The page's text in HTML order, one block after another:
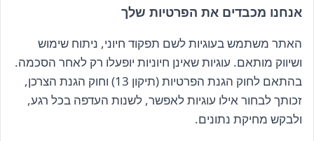
הרשם לניוזלטר שלנו
אנחנו מכבדים את הפרטיות שלך
האתר משתמש בעוגיות לשם תפקוד חיוני, ניתוח שימוש
ושיווק מותאם. עוגיות שאינן חיוניות יופעלו רק לאחר הסכמה.
בהתאם לחוק הגנת הפרטיות (תיקון 13) וחוק הגנת הצרכן,
זכותך לבחור אילו עוגיות לאפשר, לשנות העדפה בכל רגע,
ולבקש מחיקת נתונים.